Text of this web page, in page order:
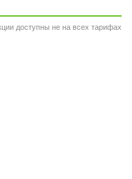
доступны не на всех тарифах